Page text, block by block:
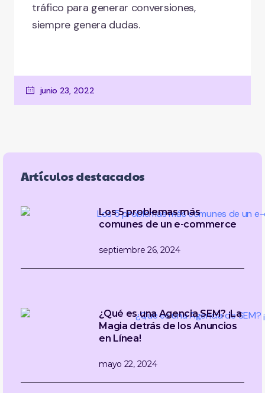
tráfico para generar conversiones,
siempre genera dudas.
junio 23, 2022
Artículos destacados
Los 5 problemas más
comunes de un e-commerce
septiembre 26, 2024
¿Qué es una Agencia SEM? ¡La
Magia detrás de los Anuncios
en Línea!
mayo 22, 2024